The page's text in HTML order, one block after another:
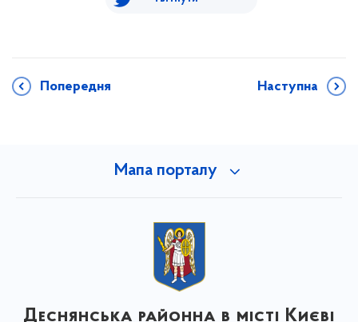
Попередня Наступна
Мапа порталу
Деснянська районна в місті Києві